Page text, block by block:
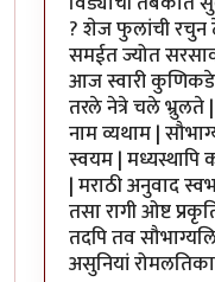
? शेज फुलांची रचुन
समईत ज्योत
आज स्वारी कुणिकडे
तरले नेत्रे चले भ्रुलते |
नाम व्यथाम |
स्वयम | मध्यस्थापि
| मराठी अनुवाद
तसा रागी ओष्ट
तदपि तव
असुनियां